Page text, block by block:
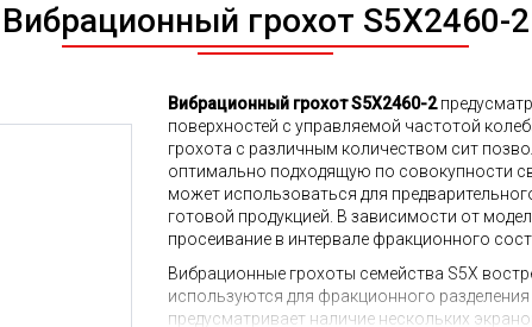
Вибрационный грохот S5X2460-2
Вибрационный грохот S5X2460-2
поверхностей с управляемой частотой
грохота с различным количеством сит
оптимально подходящую по совокупности
может использоваться для
готовой продукцией. В зависимости от
просеивание в интервале фракционного
Вибрационные грохоты семейства S5X
используются для фракционного
предусматривает наличие нескольких